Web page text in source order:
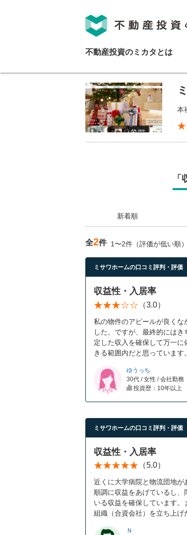
不動産投資のミカタとは
本
新着順
全2件 1〜2件（評価が低い順）
ミサワホームの口コミ評判・評価
収益性・入居率
（3.0）
私の物件のアピールが良くな
した。ですが、最終的には
定した収入を確保して万一
きる範囲内だと思っています。
ゆうっち
30代 / 女性 / 会社勤務
投資歴：10年以上
ミサワホームの口コミ評判・評価
収益性・入居率
（5.0）
近くに大学病院と物流団地
順調に収益をあげているし
いる収益を確保しています
組織（合資会社）を立ち上げ
Ｎ